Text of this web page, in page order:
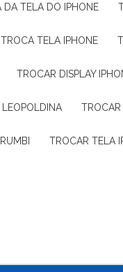
DA TELA DO IPHONE
TROCA TELA IPHONE
TROCAR DISPLAY
LEOPOLDINA
TROCAR